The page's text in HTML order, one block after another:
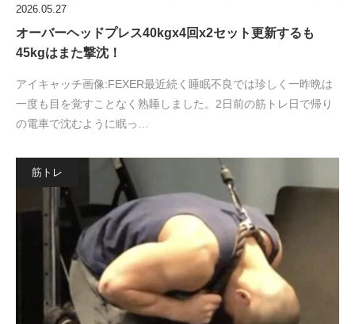
2026.05.27
オーバーヘッドプレス40kgx4回x2セット更新するも
45kgはまた撃沈！
アイキャッチ画像:FEXER最近続く睡眠不良では珍しく一昨晩は
一度も目を覚すことなく熟睡しました。2日前の筋トレ日で帰り
の電車で沈むように眠っ…
筋トレ